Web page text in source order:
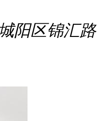
阳区锦汇路